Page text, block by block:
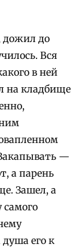
дожил до
Вся
в ней
на кладбище
—
а парень
Зашел, а
самого
его к